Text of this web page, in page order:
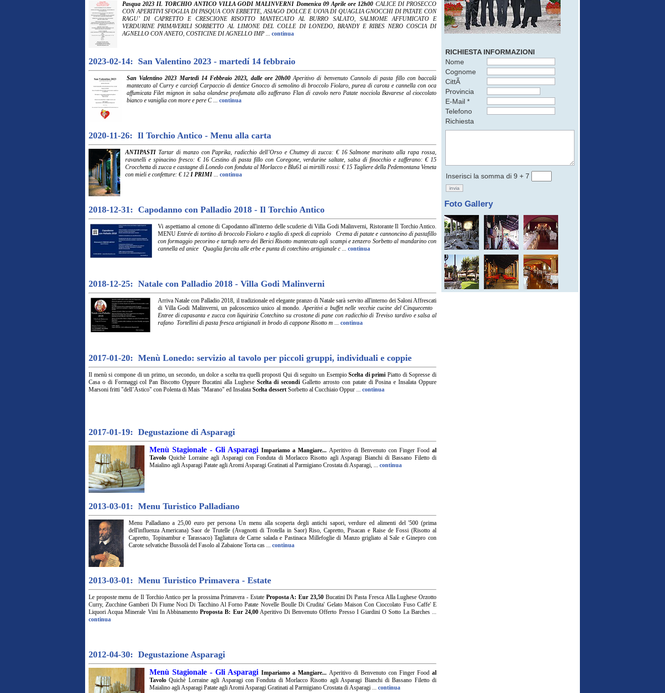
Pasqua 2023 IL TORCHIO ANTICO VILLA GODI MALINVERNI Domenica 09 Aprile ore 12h00 CALICE DI PROSECCO
CON APERITIVI SFOGLIA DI PASQUA CON ERBETTE, ASIAGO DOLCE E UOVA DI QUAGLIA GNOCCHI DI PATATE CON
RAGU’ DI CAPRETTO E CRESCIONE RISOTTO MANTECATO AL BURRO SALATO, SALMOME AFFUMICATO E
VERDURINE PRIMAVERILI SORBETTO AL LIMONE DEL COLLE DI LONEDO, BRANDY E RIBES NERO COSCIA DI
AGNELLO CON ANETO, COSTICINE DI AGNELLO IMP ... continua
2023-02-14: San Valentino 2023 - martedí 14 febbraio
San Valentino 2023 Martedì 14 Febbraio 2023, dalle ore 20h00 Aperitivo di benvenuto Cannolo di pasta fillo con baccalà
mantecato al Curry e carciofi Carpaccio di dentice Gnocco di semolino di broccolo Fiolaro, purea di carota e cannella con oca
affumicata Filet mignon in salsa olandese profumata allo zafferano Flan di cavolo nero Patate nocciola Bavarese al cioccolato
bianco e vaniglia con more e pere C ... continua
2020-11-26: Il Torchio Antico - Menu alla carta
ANTIPASTI Tartar di manzo con Paprika, radicchio dell’Orso e Chutney di zucca: € 16 Salmone marinato alla rapa rossa,
ravanelli e spinacino fresco: € 16 Cestino di pasta fillo con Coregone, verdurine saltate, salsa di finocchio e zafferano: € 15
Crocchetta di zucca e castagne di Lonedo con fonduta al Morlacco e Blu61 ai mirtilli rossi: € 15 Tagliere della Pedemontana Veneta
con mieli e confetture: € 12 I PRIMI ... continua
2018-12-31: Capodanno con Palladio 2018 - Il Torchio Antico
Vi aspettiamo al cenone di Capodanno all'interno delle scuderie di Villa Godi Malinverni, Ristorante Il Torchio Antico.
MENUEntrée di tortino di broccolo Fiolaro e taglio di speck di capriolo Crema di patate e cannoncino di pastafillo
con formaggio pecorino e tartufo nero dei Berici Risotto mantecato agli scampi e zenzero Sorbetto al mandarino con
cannella ed anice Quaglia farcita alle erbe e punta di cotechino artigianale c ... continua
2018-12-25: Natale con Palladio 2018 - Villa Godi Malinverni
Arriva Natale con Palladio 2018, il tradizionale ed elegante pranzo di Natale sarà servito all'interno dei Saloni Affrescati
di Villa Godi Malinverni, un palcoscenico unico al mondo.Aperitivi a buffet nelle vecchie cucine del Cinquecento
Entree di capasanta e zucca con liquirizia Cotechino su crostone di pane con radicchio di Treviso tardivo e salsa al
rafano Tortellini di pasta fresca artigianali in brodo di cappone Risotto m ... continua
2017-01-20: Menù Lonedo: servizio al tavolo per piccoli gruppi, individuali e coppie
Il menù si compone di un primo, un secondo, un dolce a scelta tra quelli proposti Qui di seguito un EsempioScelta di primi Piatto di Sopresse di
Casa o di Formaggi col Pan Biscotto Oppure Bucatini alla Lughese Scelta di secondi Galletto arrosto con patate di Posina e Insalata Oppure
Marsoni fritti "dell’Astico" con Polenta di Mais "Marano" ed Insalata Scelta dessert Sorbetto al Cucchiaio Oppur ... continua
2017-01-19: Degustazione di Asparagi
Menù Stagionale - Gli Asparagi Impariamo a Mangiare... Aperitivo di Benvenuto con Finger Food al
TavoloQuichè Lorraine agli Asparagi con Fonduta di Morlacco Risotto agli Asparagi Bianchi di Bassano Filetto di
Maialino agli Asparagi Patate agli Aromi Asparagi Gratinati al Parmigiano Crostata di Asparagi, ... continua
2013-03-01: Menu Turistico Palladiano
Menu Palladiano a 25,00 euro per persona Un menu alla scoperta degli antichi sapori, verdure ed alimenti del '500 (prima
dell'influenza Americana) Saor de Trutelle (Avagnotti di Trotella in Saor) Riso, Capretto, Pisacan e Raise de Fossi (Risotto al
Capretto, Topinambur e Tarassaco) Tagliatura de Carne salada e Pastinaca Millefoglie di Manzo grigliato al Sale e Ginepro con
Carote selvatiche Bussolà del Fasolo al Zabaione Torta cas ... continua
2013-03-01: Menu Turistico Primavera - Estate
Le proposte menu de Il Torchio Antico per la prossima Primavera - Estate Proposta A: Eur 23,50Bucatini Di Pasta Fresca Alla Lughese Orzotto
Curry, Zucchine Gamberi Di Fiume Noci Di Tacchino Al Forno Patate Novelle Boulle Di Crudita' Gelato Maison Con Cioccolato Fuso Caffe' E
Liquori Acqua Minerale Vini In AbbinamentoProposta B: Eur 24,00Aperitivo Di Benvenuto Offerto Presso I Giardini O Sotto La Barches ...
continua
2012-04-30: Degustazione Asparagi
Menù Stagionale - Gli Asparagi Impariamo a Mangiare... Aperitivo di Benvenuto con Finger Food al
TavoloQuichè Lorraine agli Asparagi con Fonduta di Morlacco Risotto agli Asparagi Bianchi di Bassano Filetto di
Maialino agli Asparagi Patate agli Aromi Asparagi Gratinati al Parmigiano Crostata di Asparagi ... continua
RICHIESTA INFORMAZIONI
Nome
Cognome
CittÃ
Provincia
E-Mail *
Telefono
Richiesta
Inserisci la somma di 9 + 7
Foto Gallery